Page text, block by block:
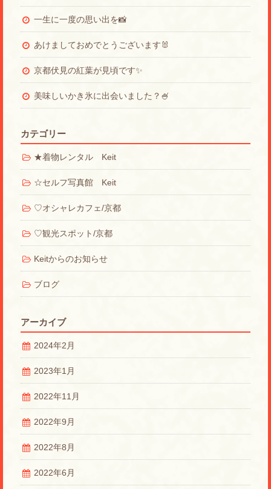
一生に一度の思い出を📸
あけましておめでとうございます🐰
京都伏見の紅葉が見頃です✨
美味しいかき氷に出会いました？🍧
カテゴリー
★着物レンタル Keit
☆セルフ写真館 Keit
♡オシャレカフェ/京都
♡観光スポット/京都
Keitからのお知らせ
ブログ
アーカイブ
2024年2月
2023年1月
2022年11月
2022年9月
2022年8月
2022年6月